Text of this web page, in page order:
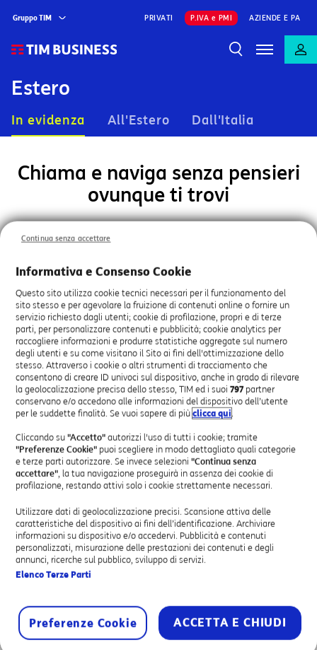
Gruppo TIM PRIVATI P.IVA e PMI AZIENDE E PA
Estero
In evidenza All'Estero Dall'Italia
Chiama e naviga senza pensieri
ovunque ti trovi
Quando sei
all'Estero
SCOPRI
Quando chiami
l'Estero dall'Italia
SCOPRI
Informativa e Consenso Cookie
Questo sito utilizza cookie tecnici necessari per il funzionamento del
sito stesso e per agevolare la fruizione di contenuti online o fornire un
servizio richiesto dagli utenti; cookie di profilazione, propri e di terze
parti, per personalizzare contenuti e pubblicità; cookie analytics per
raccogliere informazioni e produrre statistiche aggregate sul numero
degli utenti e su come visitano il Sito ai fini dell'ottimizzazione dello
stesso. Attraverso i cookie o altri strumenti di tracciamento che
consentono di creare ID univoci sul dispositivo, anche in grado di rilevare
la geolocalizzazione precisa dello stesso, TIM ed i suoi 797partner
conservano e/o accedono alle informazioni del dispositivo dell’utente
per le suddette finalità. Se vuoi sapere di più clicca qui.
Cliccando su "Accetto" autorizzi l'uso di tutti i cookie; tramite
"Preferenze Cookie" puoi scegliere in modo dettagliato quali categorie
e terze parti autorizzare. Se invece selezioni "Continua senza
accettare", la tua navigazione proseguirà in assenza dei cookie di
profilazione, restando attivi solo i cookie strettamente necessari.
Utilizzare dati di geolocalizzazione precisi. Scansione attiva delle
caratteristiche del dispositivo ai fini dell’identificazione. Archiviare
informazioni su dispositivo e/o accedervi. Pubblicità e contenuti
personalizzati, misurazione delle prestazioni dei contenuti e degli
annunci, ricerche sul pubblico, sviluppo di servizi.
Elenco Terze Parti
Preferenze Cookie ACCETTA E CHIUDI
Continua senza accettare